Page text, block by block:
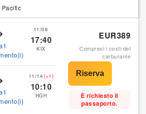
Pacific
11/09
17:40
KIX
11/14(+1)
10:10
HGH
EUR389
Compresi i costi del
carburante
È richiesto il
passaporto.